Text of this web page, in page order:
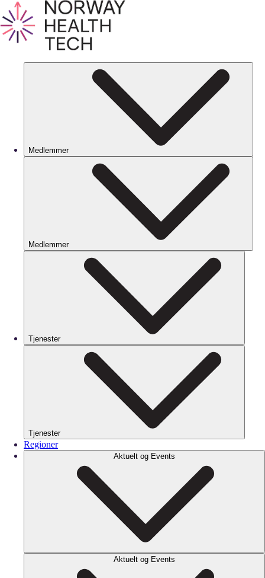
Medlemmer
Medlemmer
Tjenester
Tjenester
Regioner
Aktuelt og Events
Aktuelt og Events